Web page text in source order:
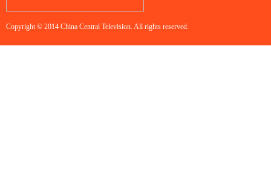
Copyright © 2014 China Central Television. All rights reserved.